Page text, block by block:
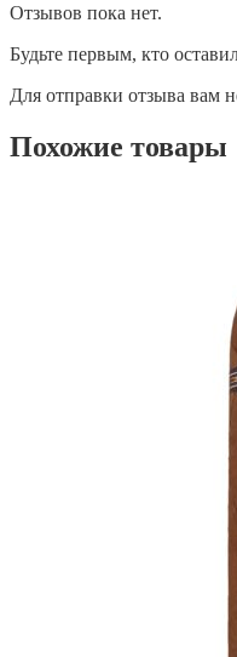
Отзывов пока нет.
Будьте первым, кто
Для отправки отзыва вам
Похожие товары